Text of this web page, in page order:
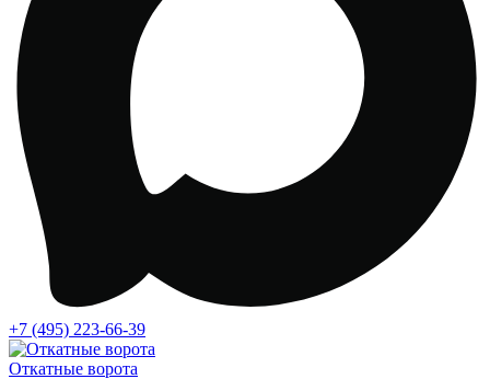
+7 (495) 223-66-39
Откатные ворота